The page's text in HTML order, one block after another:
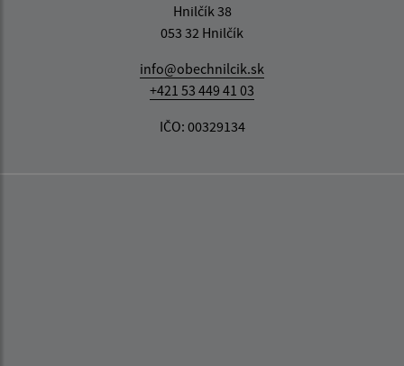
Hnilčík 38
053 32 Hnilčík
info@obechnilcik.sk
+421 53 449 41 03
IČO: 00329134